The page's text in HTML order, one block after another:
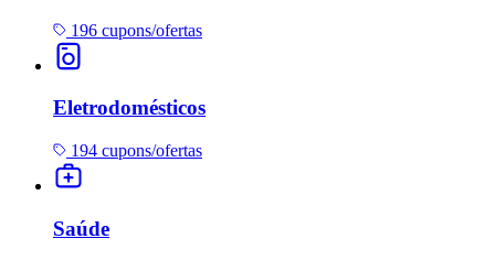
196 cupons/ofertas
Eletrodomésticos
194 cupons/ofertas
Saúde